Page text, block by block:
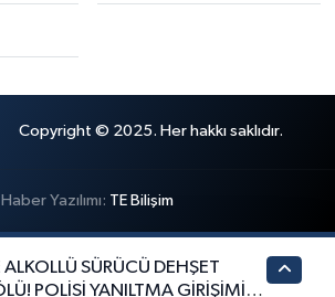
Copyright © 2025. Her hakkı saklıdır.
Haber Yazılımı: TE Bilişim
ALKOLLÜ SÜRÜCÜ DEHŞET
POLİSİ YANILTMA GİRİŞİMİ